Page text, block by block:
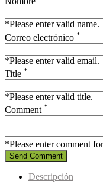
*Please enter valid name.
Correo electrónico *
*Please enter valid email.
Title *
*Please enter valid title.
Comment *
*Please enter comment
Send Comment
Descripción